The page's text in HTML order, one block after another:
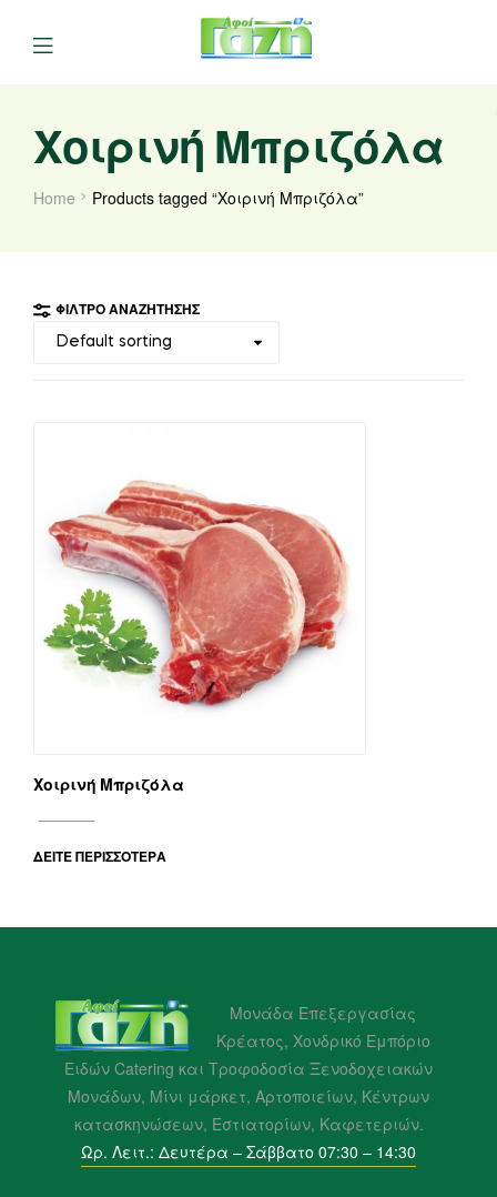
Χοιρινή Μπριζόλα
Home Products tagged “Χοιρινή Μπριζόλα”
ΦΊΛΤΡΟ ΑΝΑΖΉΤΗΣΗΣ
Χοιρινή Μπριζόλα
ΔΕΊΤΕ ΠΕΡΙΣΣΌΤΕΡΑ
Μονάδα Επεξεργασίας
Κρέατος, Χονδρικό Εμπόριο
Ειδών Catering και Τροφοδοσία Ξενοδοχειακών
Μονάδων, Μίνι μάρκετ, Αρτοποιείων, Κέντρων
κατασκηνώσεων, Εστιατορίων, Καφετεριών.
Ωρ. Λειτ.: Δευτέρα – Σάββατο 07:30 – 14:30